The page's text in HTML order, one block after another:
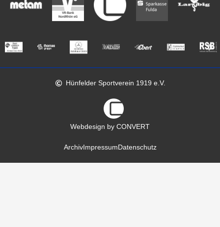
Hünfelder Sportverein 1919 e.V.
Webdesign by CONVERT
ArchivImpressum Datenschutz